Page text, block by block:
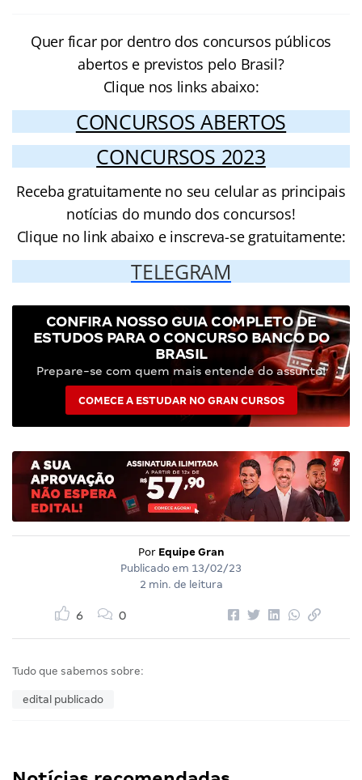
Quer ficar por dentro dos concursos públicos
abertos e previstos pelo Brasil?
Clique nos links abaixo:
CONCURSOS ABERTOS
CONCURSOS 2023
Receba gratuitamente no seu celular as principais
notícias do mundo dos concursos!
Clique no link abaixo e inscreva-se gratuitamente:
TELEGRAM
CONFIRA NOSSO GUIA COMPLETO DE
ESTUDOS PARA O CONCURSO BANCO DO
BRASIL
Prepare-se com quem mais entende do assunto!
COMECE A ESTUDAR NO GRAN CURSOS
Por Equipe Gran
Publicado em 13/02/23
2 min. de leitura
6 0
Tudo que sabemos sobre:
edital publicado